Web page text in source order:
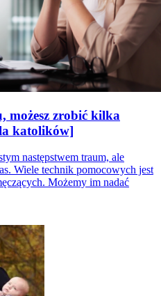
możesz zrobić kilka
katolików]
następstwem traum, ale
Wiele technik pomocowych jest
Możemy im nadać